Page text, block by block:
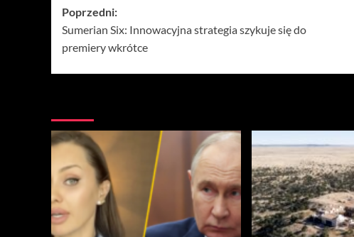
Zobacz
wpisy
Poprzedni:
Sumerian Six: Innowacyjna strategia szykuje się do
premiery wkrótce